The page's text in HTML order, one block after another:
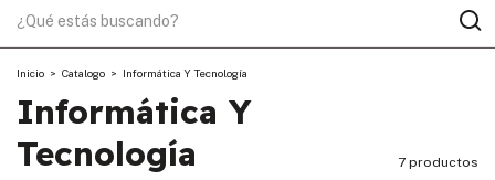
Inicio > Catalogo > Informática Y Tecnología
Informática Y
Tecnología
7 productos